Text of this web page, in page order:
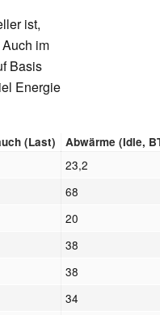
ist,
im
Basis
Energie
(Last) Abwärme (Idle,
23,2
68
20
38
38
34